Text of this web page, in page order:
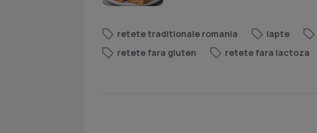
retete traditionale romania lapte
retete fara gluten
retete fara lactoza